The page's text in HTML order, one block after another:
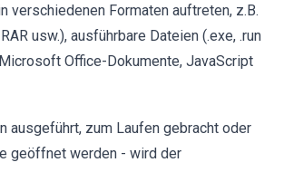
verschiedenen Formaten auftreten, z.B.
usw.), ausführbare Dateien (.exe, .run
Office-Dokumente, JavaScript
ausgeführt, zum Laufen gebracht oder
geöffnet werden - wird der